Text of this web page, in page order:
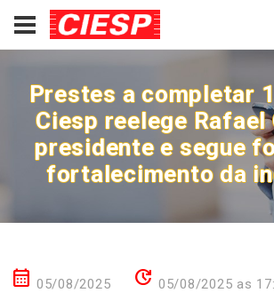
Prestes a completar
Ciesp reelege Rafael
presidente e segue
fortalecimento da
calendar_month 05/08/2025 update 05/08/2025 as